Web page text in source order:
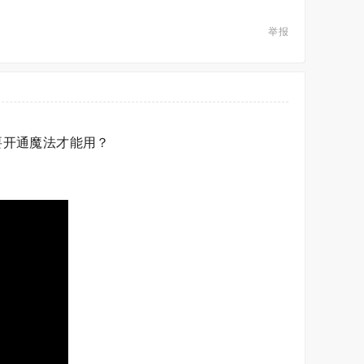
举报
通魔法才能用？